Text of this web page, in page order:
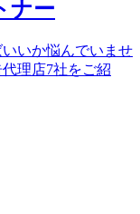
ナー
いか悩んでいませ
理店7社をご紹